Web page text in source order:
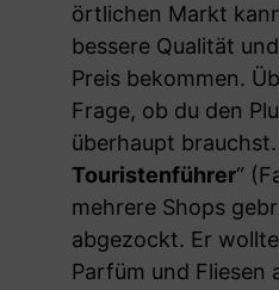
örtlichen Markt
bessere Qualität
Preis bekommen.
Frage, ob du den
überhaupt
Touristenführer“
mehrere Shops
abgezockt. Er
Parfüm und Fliesen